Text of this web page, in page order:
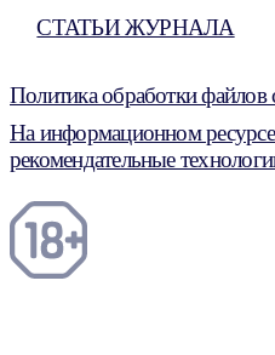
СТАТЬИ ЖУРНАЛА
Политика обработки файлов
На информационном
рекомендательные